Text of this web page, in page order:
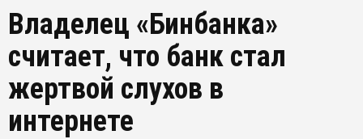
Владелец «Бинбанка»
считает, что банк стал
жертвой слухов в
интернете